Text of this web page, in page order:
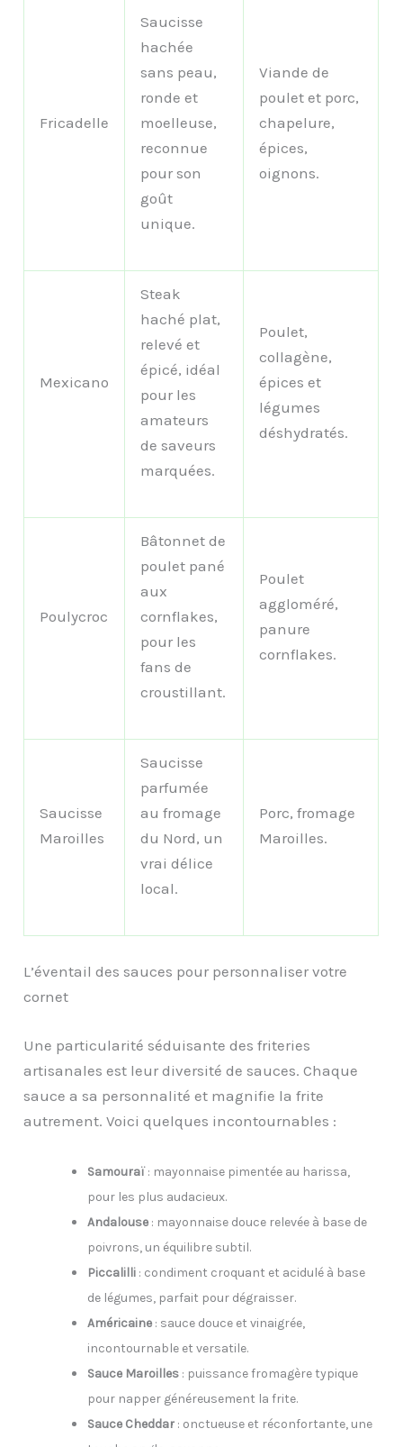
Fricadelle
Saucisse
hachée
sans peau,
ronde et
moelleuse,
reconnue
pour son
goût
unique.
Viande de
poulet et porc,
chapelure,
épices,
oignons.
Mexicano
Steak
haché plat,
relevé et
épicé, idéal
pour les
amateurs
de saveurs
marquées.
Poulet,
collagène,
épices et
légumes
déshydratés.
Poulycroc
Bâtonnet de
poulet pané
aux
cornflakes,
pour les
fans de
croustillant.
Poulet
aggloméré,
panure
cornflakes.
Saucisse
Maroilles
Saucisse
parfumée
au fromage
du Nord, un
vrai délice
local.
Porc, fromage
Maroilles.
L’éventail des sauces pour personnaliser votre
cornet
Une particularité séduisante des friteries
artisanales est leur diversité de sauces. Chaque
sauce a sa personnalité et magnifie la frite
autrement. Voici quelques incontournables :
Samouraï: mayonnaise pimentée au harissa,
pour les plus audacieux.
Andalouse : mayonnaise douce relevée à base de
poivrons, un équilibre subtil.
Piccalilli : condiment croquant et acidulé à base
de légumes, parfait pour dégraisser.
Américaine : sauce douce et vinaigrée,
incontournable et versatile.
Sauce Maroilles : puissance fromagère typique
pour napper généreusement la frite.
Sauce Cheddar : onctueuse et réconfortante, une